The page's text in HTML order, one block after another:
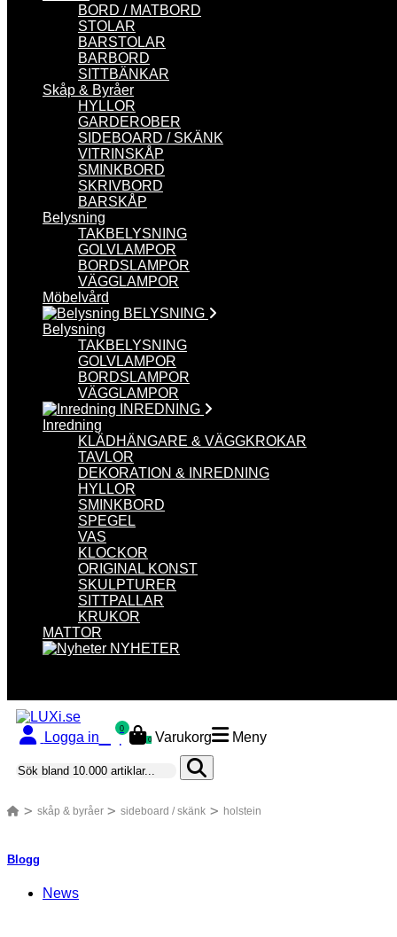
BORD / MATBORD
STOLAR
BARSTOLAR
BARBORD
SITTBÄNKAR
Skåp & Byråer
HYLLOR
GARDEROBER
SIDEBOARD / SKÄNK
VITRINSKÅP
SMINKBORD
SKRIVBORD
BARSKÅP
Belysning
TAKBELYSNING
GOLVLAMPOR
BORDSLAMPOR
VÄGGLAMPOR
Möbelvård
BELYSNING
Belysning
TAKBELYSNING
GOLVLAMPOR
BORDSLAMPOR
VÄGGLAMPOR
INREDNING
Inredning
KLÄDHÄNGARE & VÄGGKROKAR
TAVLOR
DEKORATION & INREDNING
HYLLOR
SMINKBORD
SPEGEL
VAS
KLOCKOR
ORIGINAL KONST
SKULPTURER
SITTPALLAR
KRUKOR
MATTOR
NYHETER
Logga in
0
0 Varukorg Meny
skåp & byråer sideboard / skänk holstein
Blogg
News